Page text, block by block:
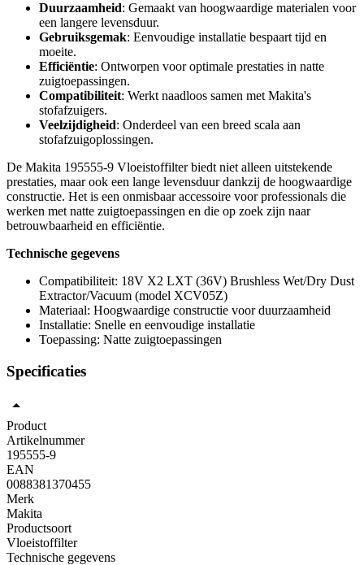
Duurzaamheid: Gemaakt van hoogwaardige materialen voor
een langere levensduur.
Gebruiksgemak: Eenvoudige installatie bespaart tijd en
moeite.
Efficiëntie: Ontworpen voor optimale prestaties in natte
zuigtoepassingen.
Compatibiliteit: Werkt naadloos samen met Makita's
stofafzuigers.
Veelzijdigheid: Onderdeel van een breed scala aan
stofafzuigoplossingen.
De Makita 195555-9 Vloeistoffilter biedt niet alleen uitstekende
prestaties, maar ook een lange levensduur dankzij de hoogwaardige
constructie. Het is een onmisbaar accessoire voor professionals die
werken met natte zuigtoepassingen en die op zoek zijn naar
betrouwbaarheid en efficiëntie.
Technische gegevens
Compatibiliteit: 18V X2 LXT (36V) Brushless Wet/Dry Dust
Extractor/Vacuum (model XCV05Z)
Materiaal: Hoogwaardige constructie voor duurzaamheid
Installatie: Snelle en eenvoudige installatie
Toepassing: Natte zuigtoepassingen
Specificaties
Product
Artikelnummer
195555-9
EAN
0088381370455
Merk
Makita
Productsoort
Vloeistoffilter
Technische gegevens